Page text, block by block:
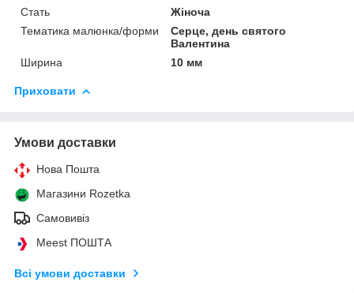
Стать
Жіноча
Тематика малюнка/форми
Серце, день святого
Валентина
Ширина
10 мм
Приховати
Умови доставки
Нова Пошта
Магазини Rozetka
Самовивіз
Meest ПОШТА
Всі умови доставки